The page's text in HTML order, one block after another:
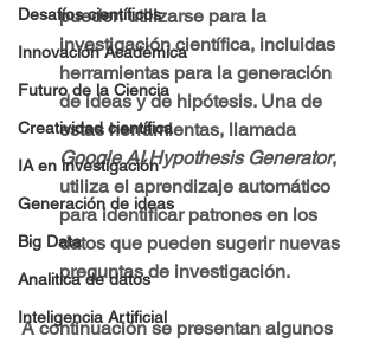
Desafíos científicos
Innovación Académica
Futuro de la Ciencia
Creatividad científica
IA en investigación
Generación de ideas
Big Data
Analitica de datos
Inteligencia Artificial
pueden utilizarse para la
investigación científica, incluidas
herramientas para la generación
de ideas y de hipótesis. Una de
estas herramientas, llamada
Google AI Hypothesis Generator,
utiliza el aprendizaje automático
para identificar patrones en los
datos que pueden sugerir nuevas
preguntas de investigación.
A continuación se presentan algunos